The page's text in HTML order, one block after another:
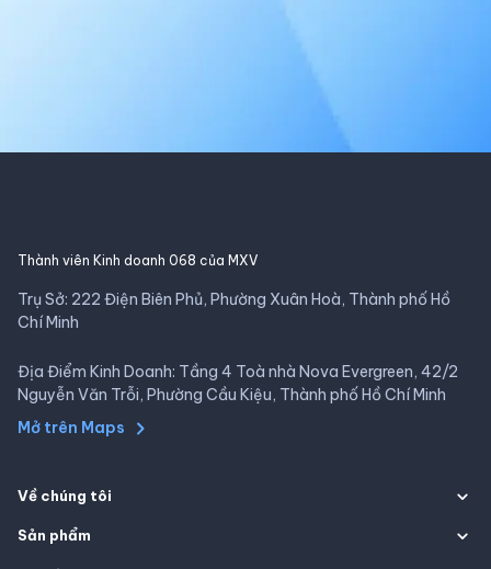
Thành viên Kinh doanh 068 của MXV
Trụ Sở: 222 Điện Biên Phủ, Phường Xuân Hoà, Thành phố Hồ
Chí Minh
Địa Điểm Kinh Doanh: Tầng 4 Toà nhà Nova Evergreen, 42/2
Nguyễn Văn Trỗi, Phường Cầu Kiệu, Thành phố Hồ Chí Minh
Mở trên Maps
Về chúng tôi
Sản phẩm